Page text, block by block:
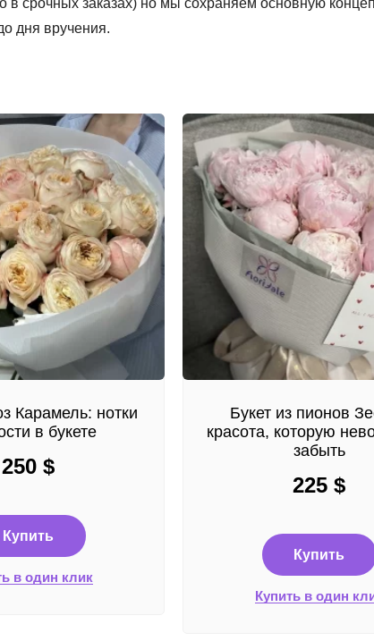
в срочных заказах) но мы сохраняем основную
дня вручения.
Карамель: нотки
в букете
250 $
Купить
в один клик
Букет из пионов
красота, которую
забыть
225 $
Купить
Купить в один